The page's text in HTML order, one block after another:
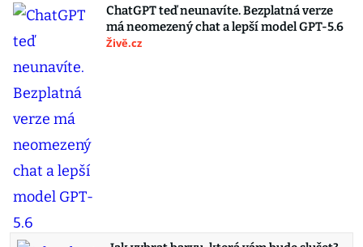
ChatGPT teď neunavíte. Bezplatná verze
má neomezený chat a lepší model GPT-5.6
Živě.cz